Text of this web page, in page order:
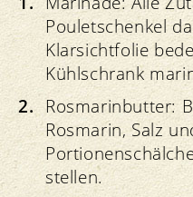
Pouletschenkel
Klarsichtfolie
Kühlschrank
Rosmarinbutter:
Rosmarin, Salz
stellen.